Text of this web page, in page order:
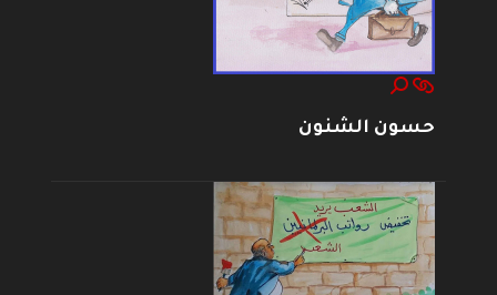
حسون الشنون